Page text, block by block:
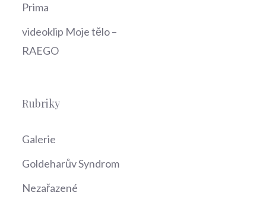
Prima
videoklip Moje tělo –
RAEGO
Rubriky
Galerie
Goldeharův Syndrom
Nezařazené